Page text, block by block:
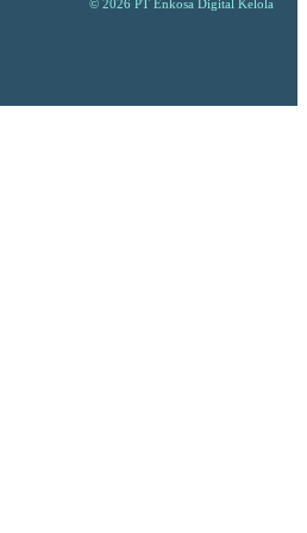
© 2026 PT Enkosa Digital Kelola